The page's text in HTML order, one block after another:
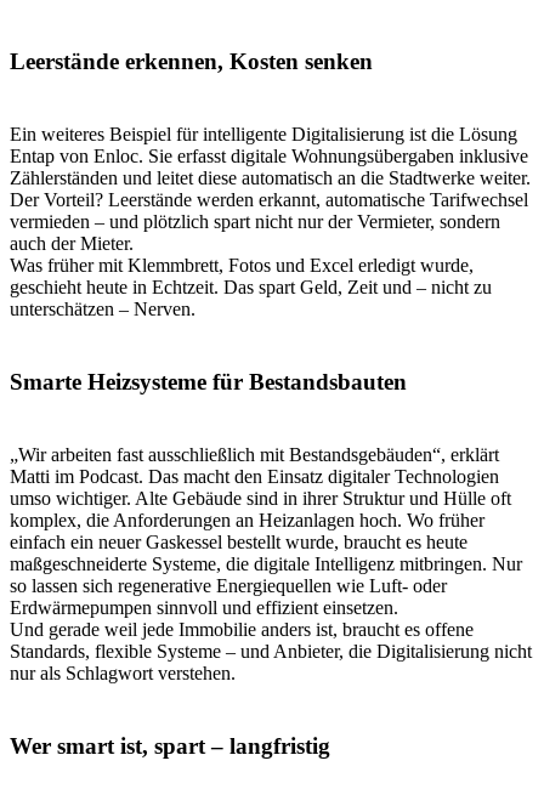
Leerstände erkennen, Kosten senken
Ein weiteres Beispiel für intelligente Digitalisierung ist die Lösung
Entap von Enloc. Sie erfasst digitale Wohnungsübergaben inklusive
Zählerständen und leitet diese automatisch an die Stadtwerke weiter.
Der Vorteil? Leerstände werden erkannt, automatische Tarifwechsel
vermieden – und plötzlich spart nicht nur der Vermieter, sondern
auch der Mieter.
Was früher mit Klemmbrett, Fotos und Excel erledigt wurde,
geschieht heute in Echtzeit. Das spart Geld, Zeit und – nicht zu
unterschätzen – Nerven.
Smarte Heizsysteme für Bestandsbauten
„Wir arbeiten fast ausschließlich mit Bestandsgebäuden“, erklärt
Matti im Podcast. Das macht den Einsatz digitaler Technologien
umso wichtiger. Alte Gebäude sind in ihrer Struktur und Hülle oft
komplex, die Anforderungen an Heizanlagen hoch. Wo früher
einfach ein neuer Gaskessel bestellt wurde, braucht es heute
maßgeschneiderte Systeme, die digitale Intelligenz mitbringen. Nur
so lassen sich regenerative Energiequellen wie Luft- oder
Erdwärmepumpen sinnvoll und effizient einsetzen.
Und gerade weil jede Immobilie anders ist, braucht es offene
Standards, flexible Systeme – und Anbieter, die Digitalisierung nicht
nur als Schlagwort verstehen.
Wer smart ist, spart – langfristig